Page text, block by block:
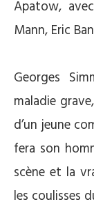
Apatow,
Mann, Eric
Georges
maladie
d’un jeune
fera son
scène et la
les coulisses